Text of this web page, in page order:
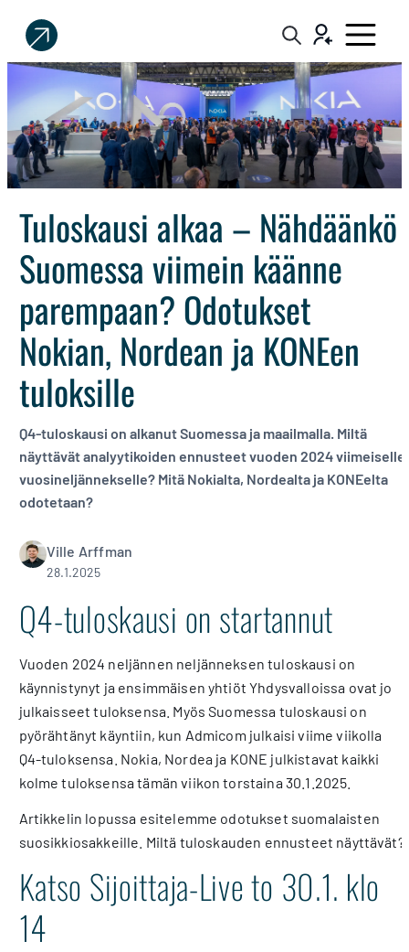
Sijoittaja.fi
Tee
parempia
sijoituspäätöksiä
Tuloskausi alkaa – Nähdäänkö
Suomessa viimein käänne
parempaan? Odotukset
Nokian, Nordean ja KONEen
tuloksille
Q4-tuloskausi on alkanut Suomessa ja maailmalla. Miltä
näyttävät analyytikoiden ennusteet vuoden 2024 viimeiselle
vuosineljännekselle? Mitä Nokialta, Nordealta ja KONEelta
odotetaan?
Ville Arffman
28.1.2025
Q4-tuloskausi on startannut
Vuoden 2024 neljännen neljänneksen tuloskausi on
käynnistynyt ja ensimmäisen yhtiöt Yhdysvalloissa ovat jo
julkaisseet tuloksensa. Myös Suomessa tuloskausi on
pyörähtänyt käyntiin, kun Admicom julkaisi viime viikolla
Q4-tuloksensa. Nokia, Nordea ja KONE julkistavat kaikki
kolme tuloksensa tämän viikon torstaina 30.1.2025.
Artikkelin lopussa esitelemme odotukset suomalaisten
suosikkiosakkeille. Miltä tuloskauden ennusteet näyttävät?
Katso Sijoittaja-Live to 30.1. klo
14